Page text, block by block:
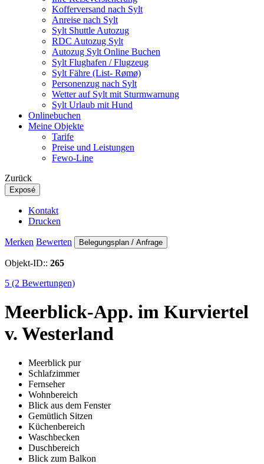
Kofferversand nach Sylt
Anreise nach Sylt
Sylt Shuttle Autozug
RDC Autozug Sylt
Autozug Sylt Online Buchen
Sylt Flughafen / Flugzeug
Sylt Fähre (List- Rømø)
Personenzug nach Sylt
Wetter auf Sylt mit Sturmwarnung
Sylt Urlaub mit Hund
Onlinebuchen
Meine Objekte
Tarife
Preise und Leistungen
Fewo-Line
Zurück
Exposé
Kontakt
Drucken
Merken Bewerten Belegungsplan / Anfrage
Objekt-ID:: 265
5 (2 Bewertungen)
Meerblick-App. im Kurviertel
v. Westerland
Meerblick pur
Schlafzimmer
Fernseher
Wohnbereich
Blick aus dem Fenster
Gemütlich Sitzen
Küchenbereich
Waschbecken
Duschbereich
Blick zum Balkon